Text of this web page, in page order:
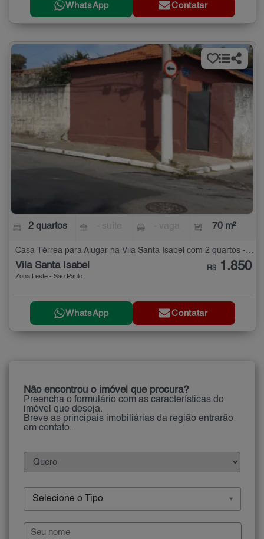
WhatsApp Contatar
2 quartos 70 m²
Casa Térrea para Alugar na Vila Santa Isabel com 2 quartos - 70 m²
Vila Santa Isabel
Zona Leste - São Paulo
R$ 1.850
WhatsApp Contatar
Não encontrou o imóvel que procura?
Preencha o formulário com as características do
imóvel que deseja.
Breve as principais imobiliárias da região entrarão
em contato.
Selecione o Tipo